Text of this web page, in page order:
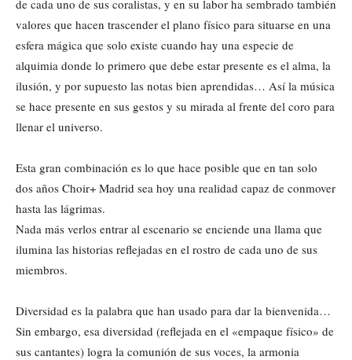
de cada uno de sus coralistas, y en su labor ha sembrado también
valores que hacen trascender el plano físico para situarse en una
esfera mágica que solo existe cuando hay una especie de
alquimia donde lo primero que debe estar presente es el alma, la
ilusión, y por supuesto las notas bien aprendidas… Así la música
se hace presente en sus gestos y su mirada al frente del coro para
llenar el universo.
Esta gran combinación es lo que hace posible que en tan solo
dos años Choir+ Madrid sea hoy una realidad capaz de conmover
hasta las lágrimas.
Nada más verlos entrar al escenario se enciende una llama que
ilumina las historias reflejadas en el rostro de cada uno de sus
miembros.
Diversidad es la palabra que han usado para dar la bienvenida…
Sin embargo, esa diversidad (reflejada en el «empaque físico» de
sus cantantes) logra la comunión de sus voces, la armonia